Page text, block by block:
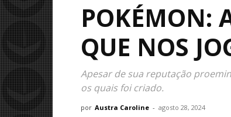
POKÉMON:
QUE NOS
Apesar de sua reputação
os quais foi criado.
por Austra Caroline - agosto 28, 2024